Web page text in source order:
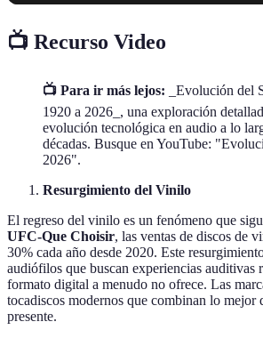
📺 Recurso Video
📺 Para ir más lejos: _Evolución del
1920 a 2026_, una exploración
evolución tecnológica en audio a lo
décadas. Busque en YouTube:
2026".
Resurgimiento del Vinilo
El regreso del vinilo es un fenómeno que
UFC-Que Choisir, las ventas de discos de
30% cada año desde 2020. Este
audiófilos que buscan experiencias auditivas
formato digital a menudo no ofrece. Las
tocadiscos modernos que combinan lo mejor
presente.